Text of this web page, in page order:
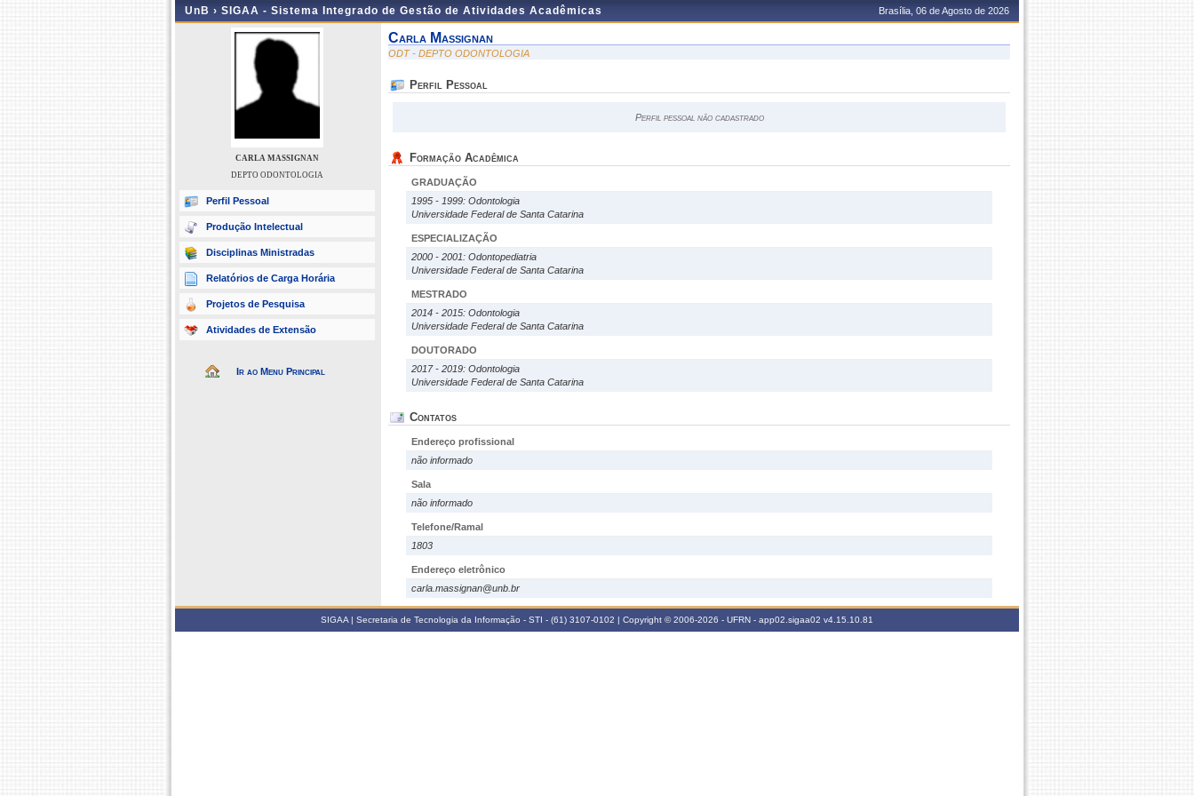
UnB › SIGAA - Sistema Integrado de Gestão de Atividades Acadêmicas Brasília, 06 de Agosto de 2026
CARLA MASSIGNAN
DEPTO ODONTOLOGIA
Perfil Pessoal
Produção Intelectual
Disciplinas Ministradas
Relatórios de Carga Horária
Projetos de Pesquisa
Atividades de Extensão
Ir ao Menu Principal
Carla Massignan
ODT - DEPTO ODONTOLOGIA
Perfil Pessoal
Perfil pessoal não cadastrado
Formação Acadêmica
GRADUAÇÃO
1995 - 1999: Odontologia
Universidade Federal de Santa Catarina
ESPECIALIZAÇÃO
2000 - 2001: Odontopediatria
Universidade Federal de Santa Catarina
MESTRADO
2014 - 2015: Odontologia
Universidade Federal de Santa Catarina
DOUTORADO
2017 - 2019: Odontologia
Universidade Federal de Santa Catarina
Contatos
Endereço profissional
não informado
Sala
não informado
Telefone/Ramal
1803
Endereço eletrônico
carla.massignan@unb.br
SIGAA | Secretaria de Tecnologia da Informação - STI - (61) 3107-0102 | Copyright © 2006-2026 - UFRN - app02.sigaa02 v4.15.10.81